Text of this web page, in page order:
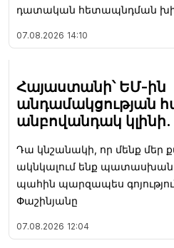
դատական հետապնդման
07.08.2026 14:10
Հայաստանի՝ ԵՄ-ին
անդամակցության
անբովանդակ
Դա կնշանակի, որ մենք մեր
ակնկալում ենք պատասխան
պահին պարզապես
Փաշինյանը
07.08.2026 12:04